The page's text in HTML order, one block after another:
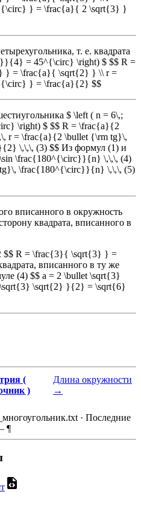
} = \frac{a}{ 2 \sqrt{3} }
т. е. квадрата
= 45^{\circ} \right) $ $$ R =
} = \frac{a}{ \sqrt{2} } \\ r =
} = \frac{a}{2} $$
$ \left ( n = 6\,;
\right) $ $$ R = \frac{a}{2
r = \frac{a}{2 \bullet {\rm tg}\,
\,\,\, (3) $$ Из формул (1) и
\sin \frac{180^{\circ}}{n} \,\,\, (4)
\frac{180^{\circ}}{n} \,\,\, (5)
вписанного в окружность
квадрата, вписанного в
$$ R = \frac{3}{ \sqrt{3} } =
вписанного в ту же
(4) $$ a = 2 \bullet \sqrt{3}
\sqrt{2} }{2} = \sqrt{6}
(
)
Длина окружности
→
· Последние
¶